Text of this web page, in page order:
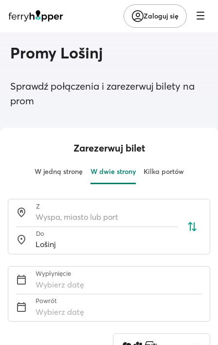
Zaloguj się
Promy Lošinj
Sprawdź połączenia i zarezerwuj bilety na
prom
Zarezerwuj bilet
W jedną stronę W dwie strony Kilka portów
Z
Do
Wypłynięcie
Wybierz datę
Powrót
Wybierz datę